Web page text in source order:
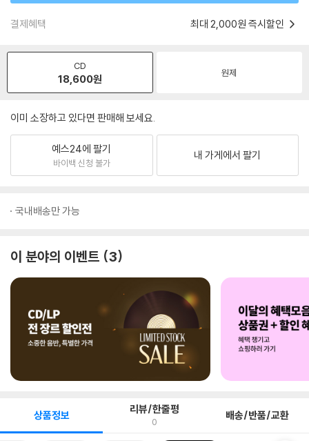
결제혜택 최대 2,000원 즉시할인
CD
18,600원 원제
이미 소장하고 있다면 판매해 보세요.
예스24에 팔기
바이백 신청 불가
내 가게에서 팔기
국내배송만 가능
이 분야의 이벤트 3
상품정보 리뷰/한줄평
0 배송/반품/교환